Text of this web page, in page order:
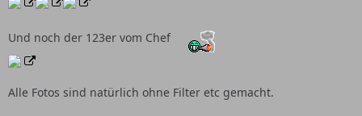
Und noch der 123er vom Chef
Alle Fotos sind natürlich ohne Filter etc gemacht.